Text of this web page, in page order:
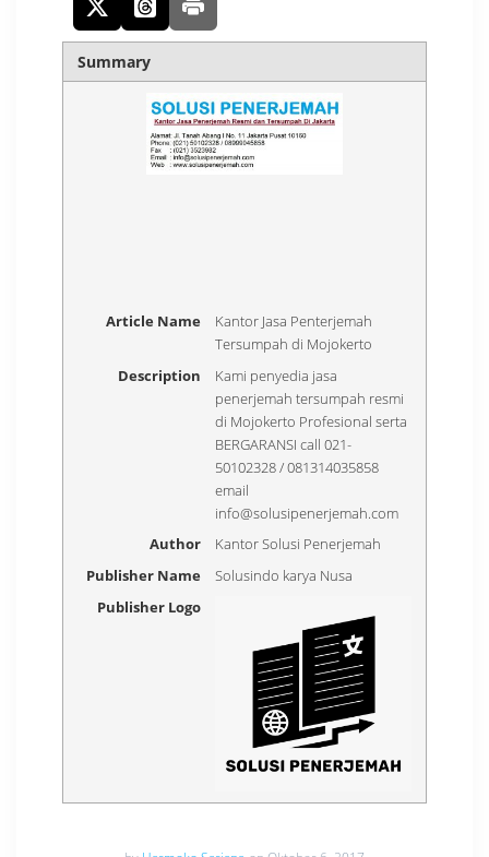
Summary
Article Name
Kantor Jasa Penterjemah
Tersumpah di Mojokerto
Description
Kami penyedia jasa
penerjemah tersumpah resmi
di Mojokerto Profesional serta
BERGARANSI call 021-
50102328 / 081314035858
email
info@solusipenerjemah.com
Author
Kantor Solusi Penerjemah
Publisher Name
Solusindo karya Nusa
Publisher Logo